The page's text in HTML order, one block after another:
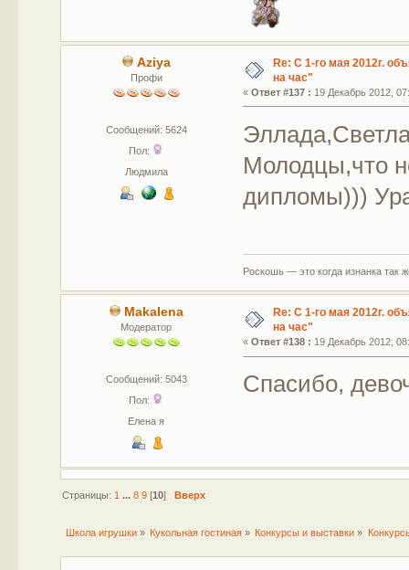
Aziya
Профи
Сообщений: 5624
Пол:
Людмила
Re: С 1-го мая 2012г.
на час"
«Ответ #137 : 19 Декабрь 2012,
Молодцы,что
дипломы)))
Роскошь — это когда изнанка
Makalena
Модератор
Сообщений: 5043
Пол:
Елена я
Re: С 1-го мая 2012г.
на час"
«Ответ #138 : 19 Декабрь 2012,
Спасибо,
Страницы: 1 ... 8 9[10] Вверх
Школа игрушки» Кукольная гостиная » Конкурсы и выставки »